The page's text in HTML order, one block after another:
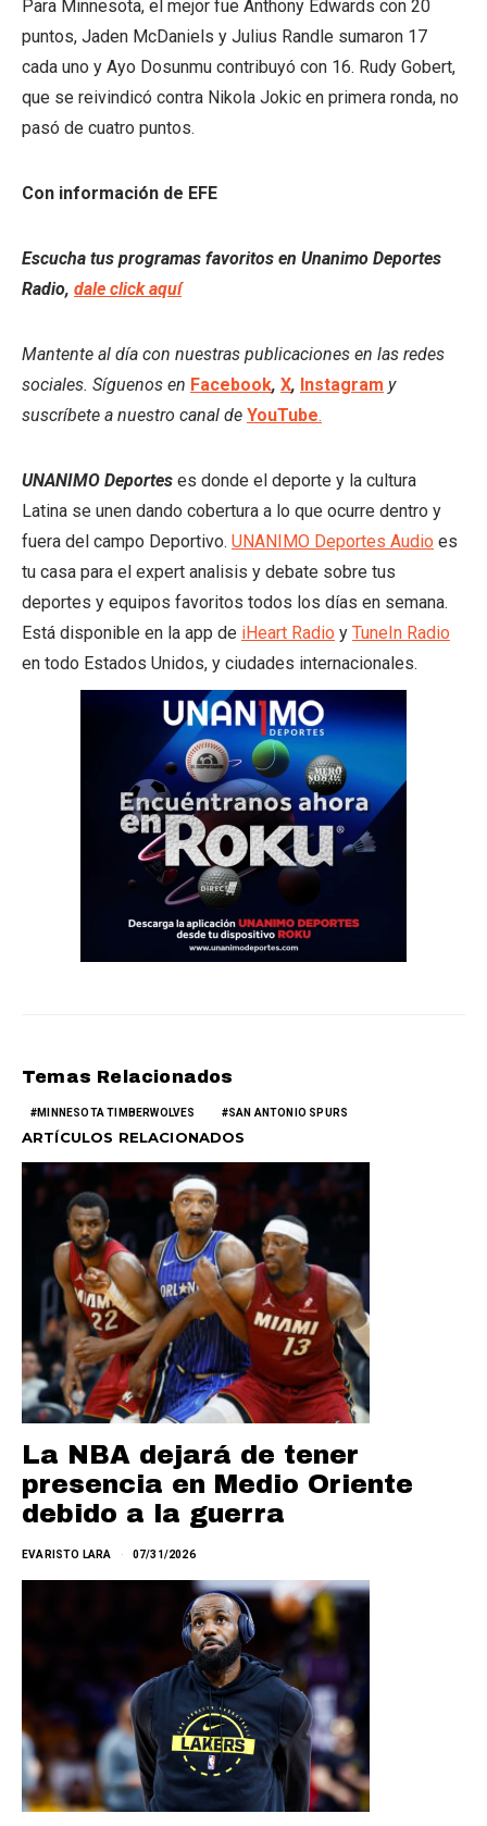
Para Minnesota, el mejor fue Anthony Edwards con 20
puntos, Jaden McDaniels y Julius Randle sumaron 17
cada uno y Ayo Dosunmu contribuyó con 16. Rudy Gobert,
que se reivindicó contra Nikola Jokic en primera ronda, no
pasó de cuatro puntos.
Con información de EFE
Escucha tus programas favoritos en Unanimo Deportes
Radio, dale click aquí
Mantente al día con nuestras publicaciones en las redes
sociales. Síguenos en Facebook, X, Instagram y
suscríbete a nuestro canal de YouTube.
UNANIMO Deportes es donde el deporte y la cultura
Latina se unen dando cobertura a lo que ocurre dentro y
fuera del campo Deportivo. UNANIMO Deportes Audio es
tu casa para el expert analisis y debate sobre tus
deportes y equipos favoritos todos los días en semana.
Está disponible en la app de iHeart Radio y TuneIn Radio
en todo Estados Unidos, y ciudades internacionales.
Temas Relacionados
MINNESOTA TIMBERWOLVES SAN ANTONIO SPURS
ARTÍCULOS RELACIONADOS
La NBA dejará de tener
presencia en Medio Oriente
debido a la guerra
EVARISTO LARA 07/31/2026